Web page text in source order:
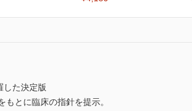
した決定版
とに臨床の指針を提示。